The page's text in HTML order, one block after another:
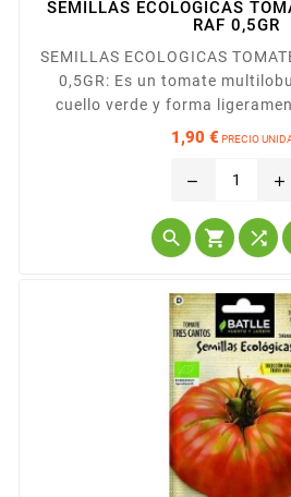
SEMILLAS ECOLOGICAS
RAF 0,5GR
SEMILLAS ECOLOGICAS
0,5GR: Es un tomate
cuello verde y forma
peso es de 180-200 grs. El
Tiene un excelente sabor y un
en invernadero. La calidad del
RAF es mucho
1,90 € PRECIO
remove add
  